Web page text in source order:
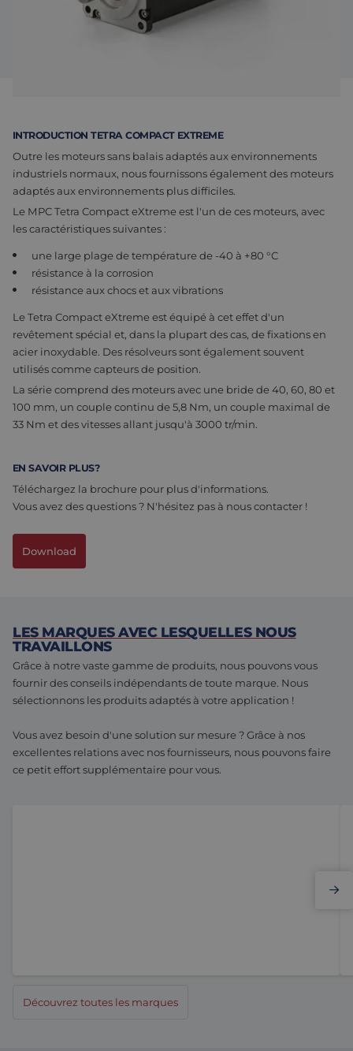
Assemblage et personnalisation
Fabrication
INTRODUCTION TETRA COMPACT EXTREME
Outre les moteurs sans balais adaptés aux environnements
industriels normaux, nous fournissons également des moteurs
adaptés aux environnements plus difficiles.
Le MPC Tetra Compact eXtreme est l'un de ces moteurs, avec
les caractéristiques suivantes :
une large plage de température de -40 à +80 °C
résistance à la corrosion
résistance aux chocs et aux vibrations
Le Tetra Compact eXtreme est équipé à cet effet d'un
revêtement spécial et, dans la plupart des cas, de fixations en
acier inoxydable. Des résolveurs sont également souvent
utilisés comme capteurs de position.
La série comprend des moteurs avec une bride de 40, 60, 80 et
100 mm, un couple continu de 5,8 Nm, un couple maximal de
33 Nm et des vitesses allant jusqu'à 3000 tr/min.
EN SAVOIR PLUS?
Téléchargez la brochure pour plus d'informations.
Vous avez des questions ? N'hésitez pas à nous contacter !
Download
LES MARQUES AVEC LESQUELLES NOUS
TRAVAILLONS
Grâce à notre vaste gamme de produits, nous pouvons vous
fournir des conseils indépendants de toute marque. Nous
sélectionnons les produits adaptés à votre application !
Vous avez besoin d'une solution sur mesure ? Grâce à nos
excellentes relations avec nos fournisseurs, nous pouvons faire
ce petit effort supplémentaire pour vous.
Découvrez toutes les marques